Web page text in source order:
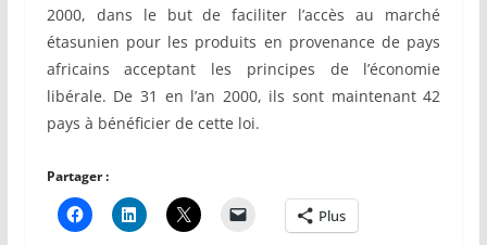
2000, dans le but de faciliter l’accès au marché
étasunien pour les produits en provenance de pays
africains acceptant les principes de l’économie
libérale. De 31 en l’an 2000, ils sont maintenant 42
pays à bénéficier de cette loi.
Partager :
Plus